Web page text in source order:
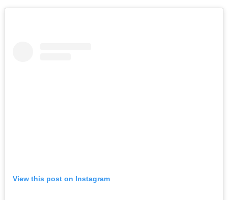
View this post on Instagram